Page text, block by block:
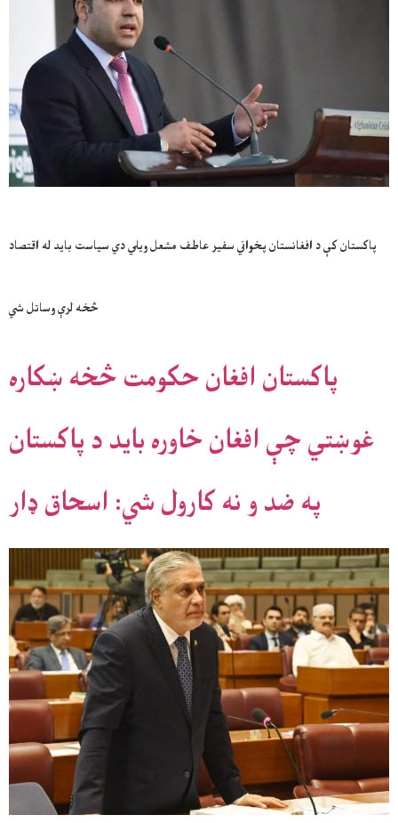
پاکستان کې د افغانستان پخواني سفیر عاطف مشعل ویلي دي سیاست باید له اقتصاد
څخه لرې وساتل شي
پاکستان افغان حکومت څخه ښکاره
غوښتي چې افغان خاوره باید د پاکستان
په ضد و نه کارول شي: اسحاق ډار